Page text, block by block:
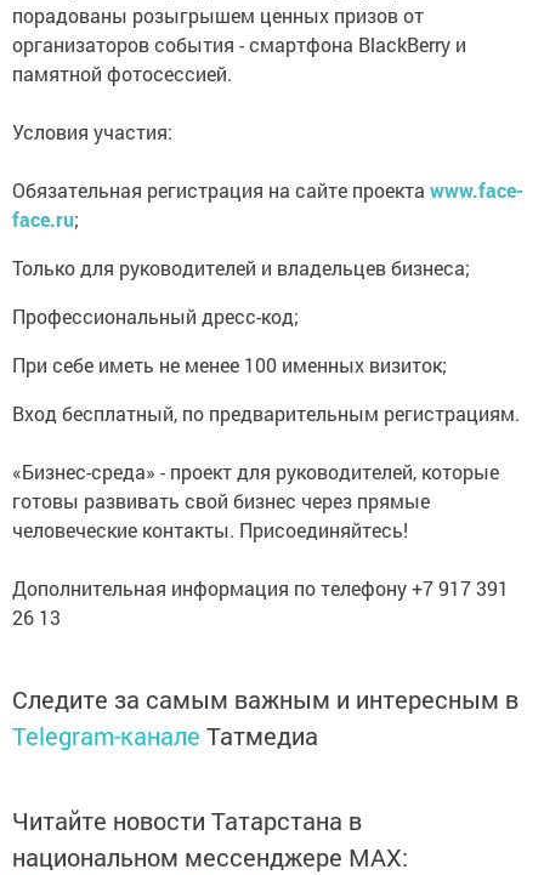
порадованы розыгрышем ценных призов от
организаторов события - смартфона BlackBerry и
памятной фотосессией.
Условия участия:
Обязательная регистрация на сайте проекта www.face-
face.ru;
Только для руководителей и владельцев бизнеса;
Профессиональный дресс-код;
При себе иметь не менее 100 именных визиток;
Вход бесплатный, по предварительным регистрациям.
«Бизнес-среда» - проект для руководителей, которые
готовы развивать свой бизнес через прямые
человеческие контакты. Присоединяйтесь!
Дополнительная информация по телефону +7 917 391
26 13
Следите за самым важным и интересным в
Telegram-канале Татмедиа
Читайте новости Татарстана в
национальном мессенджере MАХ: